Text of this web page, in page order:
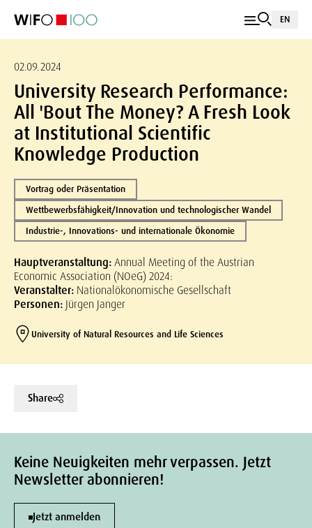
EN
02.09.2024
University Research Performance:
All 'Bout The Money? A Fresh Look
at Institutional Scientific
Knowledge Production
Vortrag oder Präsentation
Wettbewerbsfähigkeit/Innovation und technologischer Wandel
Industrie-, Innovations- und internationale Ökonomie
Hauptveranstaltung:Annual Meeting of the Austrian
Economic Association (NOeG) 2024:
Veranstalter: Nationalökonomische Gesellschaft
Personen: Jürgen Janger
University of Natural Resources and Life Sciences
Share
Keine Neuigkeiten mehr verpassen. Jetzt
Newsletter abonnieren!
Jetzt anmelden